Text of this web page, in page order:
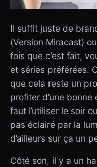
Il suffit juste de
(Version Miracast)
fois que c’est fait,
et séries préférées.
que cela reste un
profiter d’une
faut l’utiliser le soir
pas éclairé par la
d’ailleurs sur ça un
Côté son, il y a un